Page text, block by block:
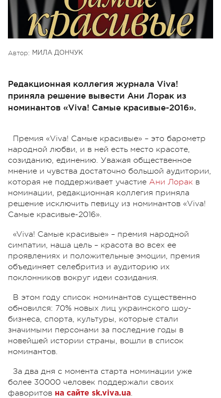
Автор: МИЛА ДОНЧУК
Редакционная коллегия журнала Viva!
приняла решение вывести Ани Лорак из
номинантов «Viva! Самые красивые-2016».
Премия «Viva! Самые красивые» – это барометр
народной любви, и в ней есть место красоте,
созиданию, единению. Уважая общественное
мнение и чувства достаточно большой аудитории,
которая не поддерживает участие Ани Лорак в
номинации, редакционная коллегия приняла
решение исключить певицу из номинантов «Viva!
Самые красивые-2016».
«Viva! Самые красивые» – премия народной
симпатии, наша цель – красота во всех ее
проявлениях и положительные эмоции, премия
объединяет селебритиз и аудиторию их
поклонников вокруг идеи созидания.
В этом году список номинантов существенно
обновился: 70% новых лиц украинского шоу-
бизнеса, спорта, культуры, которые стали
значимыми персонами за последние годы в
новейшей истории страны, вошли в список
номинантов.
За два дня с момента старта номинации уже
более 30000 человек поддержали своих
фаворитов на сайте sk.viva.ua.